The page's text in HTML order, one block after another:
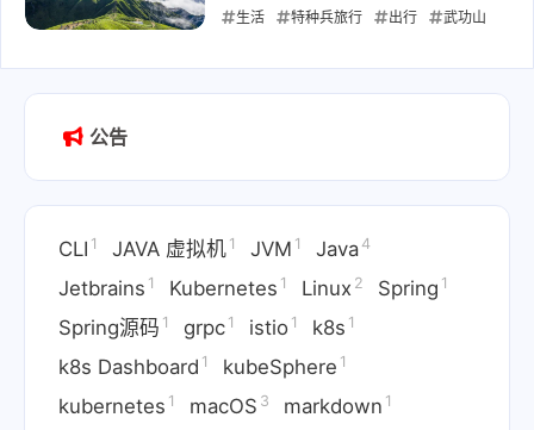
生活 特种兵旅行 出行 武功山
公告
CLI 1 JAVA 虚拟机 1 JVM 1 Java 4
Jetbrains 1 Kubernetes 1 Linux 2 Spring 1
Spring源码 1 grpc 1 istio 1 k8s 1
k8s Dashboard 1 kubeSphere 1
kubernetes 1 macOS 3 markdown 1